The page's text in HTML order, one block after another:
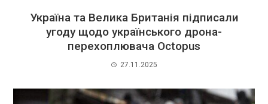
Україна та Велика Британія підписали
угоду щодо українського дрона-
перехоплювача Octopus
27.11.2025